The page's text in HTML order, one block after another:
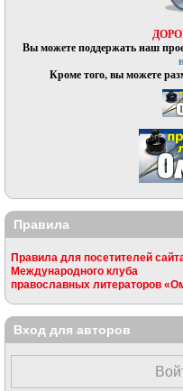
Вы можете поддержать наш
Кроме того, вы можете
Правила
Правила для посетителей
Международного клуба
православных литераторов
Вход для авторов